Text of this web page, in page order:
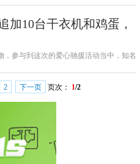
加10台干衣机和鸡蛋，
参与到这次的爱心驰援活动当中，知名
深受鼓舞。
2 下一页 页次： 1/2